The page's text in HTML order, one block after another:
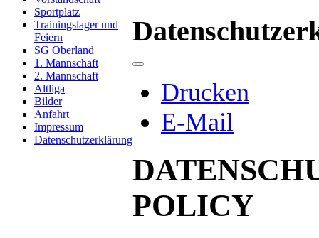
Sportplatz
Trainingslager und
Feiern
SG Oberland
1. Mannschaft
2. Mannschaft
Altliga
Bilder
Anfahrt
Impressum
Datenschutzerklärung
Drucken
E-Mail
POLICY